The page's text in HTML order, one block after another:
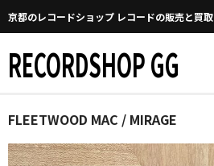
京都のレコードショップ レコードの販売と買取
RECORDSHOP GG
Home
マイページ
FLEETWOOD MAC / MIRAGE